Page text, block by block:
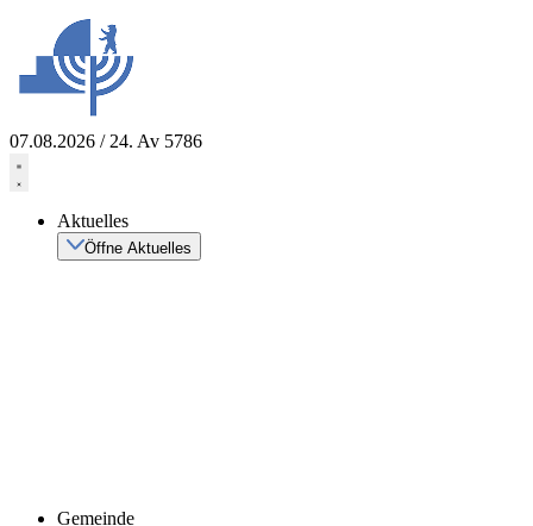
springen
07.08.2026 / 24. Av 5786
Aktuelles
Öffne Aktuelles
Gemeinde